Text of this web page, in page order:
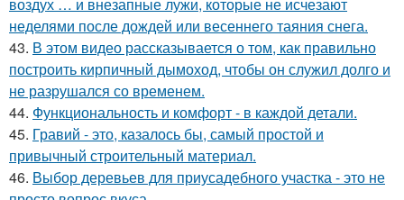
воздух … и внезапные лужи, которые не исчезают
неделями после дождей или весеннего таяния снега.
43. В этом видео рассказывается о том, как правильно
построить кирпичный дымоход, чтобы он служил долго и
не разрушался со временем.
44. Функциональность и комфорт - в каждой детали.
45. Гравий - это, казалось бы, самый простой и
привычный строительный материал.
46. Выбор деревьев для приусадебного участка - это не